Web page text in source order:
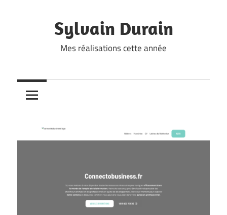
Sylvain Durain
Mes réalisations cette année